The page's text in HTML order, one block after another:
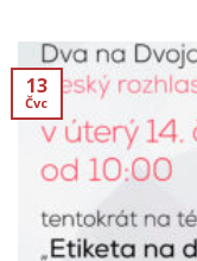
13
Čvc